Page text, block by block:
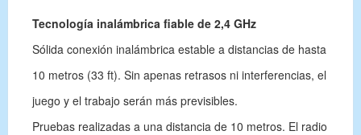
Tecnología inalámbrica fiable de 2,4 GHz
Sólida conexión inalámbrica estable a distancias de hasta
10 metros (33 ft). Sin apenas retrasos ni interferencias, el
juego y el trabajo serán más previsibles.
Pruebas realizadas a una distancia de 10 metros. El radio